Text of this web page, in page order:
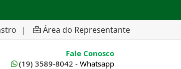
| Área do Representante
Fale Conosco
(19) 3589-8042 - Whatsapp